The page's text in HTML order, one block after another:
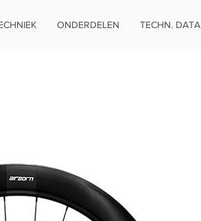
ONDERDELEN TECHN. DATA